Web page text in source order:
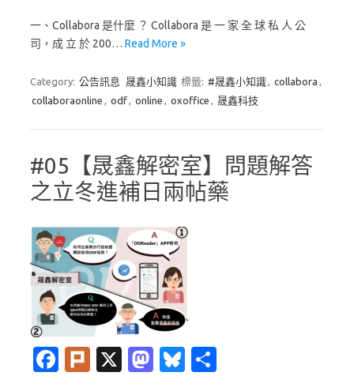
e
o
o
k
t
d
o
es
y
一、Collabora 是什麼 ？ Collabora 是 一 家 全 球 私 人 公
司，成 立 於 200… Read More »
Category: 公告訊息 晟鑫小知識 標籤: #晟鑫小知識, collabora ,
collaboraonline , odf, online , oxoffice , 晟鑫科技
#05【晟鑫解密室】問題解答
之立冬進補日兩帖藥
Fa
Pl
X
M
Bl